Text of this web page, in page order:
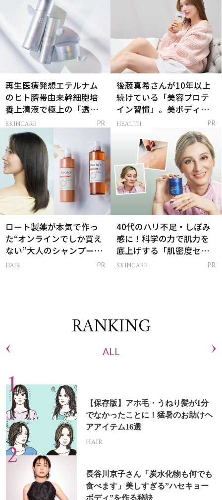
再生医療発想エテルナム
のヒト臍帯由来幹細胞培
養上清液で極上の「透明
感ハリ肌」へ
SKINCARE PR
後藤真希さんが10年以上
続けている「美容プロテ
イン習慣」。美ボディを
支える朝ルーティンと
HEALTH PR
ロート製薬が本気で作っ
た“オンラインでしか買え
ない”大人のシャンプー＆
トリートメントって？
HAIR PR
40代のハリ不足・しぼみ
感に！科学の力で肌力を
底上げする「肌密度セラ
ム」
SKINCARE PR
RANKING
ALL
【保存版】アホ毛・うねり髪が1分
でなかったことに！猛暑のお助けヘ
アアイテム16選
HAIR
長谷川京子さん「炭水化物も何でも
食べます」美しすぎる”ハセキョー
ボディ”を作る秘訣